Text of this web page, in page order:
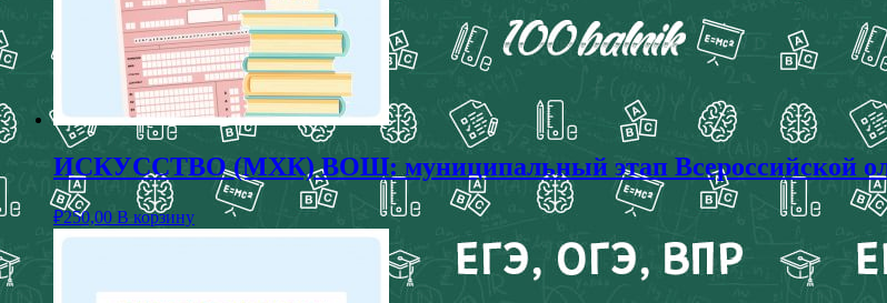
ИСКУССТВО (МХК) ВОШ: муниципальный этап Всероссийской
₽250,00 В корзину